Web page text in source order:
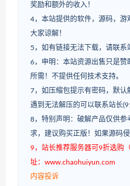
奖励和额外的收入！
4，本站提供的软件，源码，
大家谅解！
5，如有链接无法下载，请联系
6，申明：本站资源出售只是赞
所需！不提供任何技术支持。
7，如压缩包提示有密码，默认
遇到无法解压的可以联系站长
8，特别声明：破解产品仅供
求，建议购买正版！如果源码
9，站长推荐服务器可9折选购
址：www.chaohuiyun.com
内容投诉